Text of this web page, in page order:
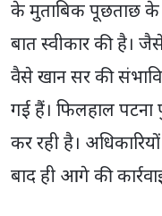
के मुताबिक पूछताछ के
बात स्वीकार की है।
वैसे खान सर की
गई हैं। फिलहाल
कर रही है।
बाद ही आगे की